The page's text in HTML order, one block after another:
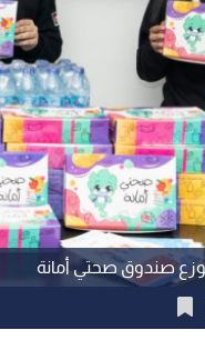
صندوق صحتي أمانة